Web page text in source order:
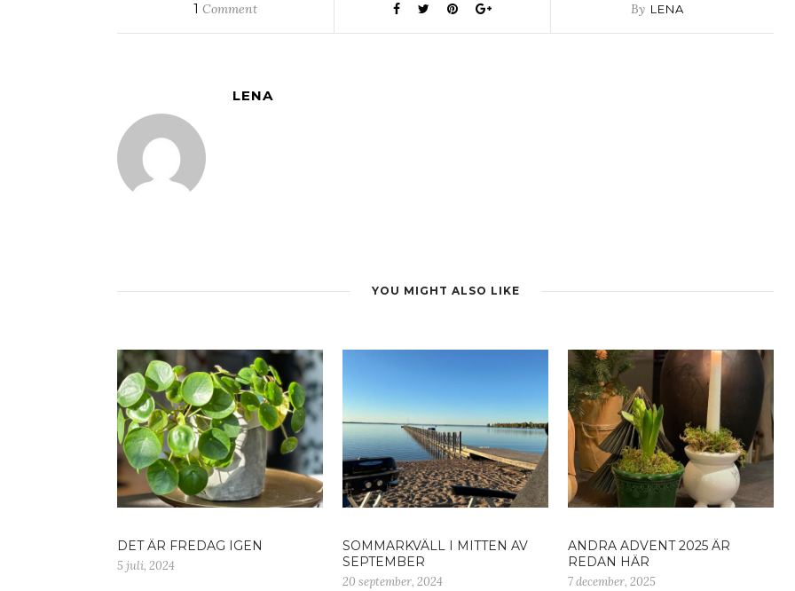
1 Comment By LENA
LENA
YOU MIGHT ALSO LIKE
DET ÄR FREDAG IGEN
5 juli, 2024
SOMMARKVÄLL I MITTEN AV
SEPTEMBER
20 september, 2024
ANDRA ADVENT 2025 ÄR
REDAN HÄR
7 december, 2025